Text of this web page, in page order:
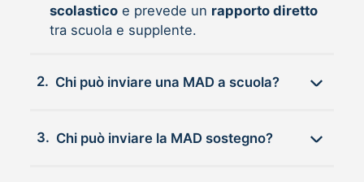
scolasticoe prevede un rapporto diretto
tra scuola e supplente.
2. Chi può inviare una MAD a scuola?
3. Chi può inviare la MAD sostegno?